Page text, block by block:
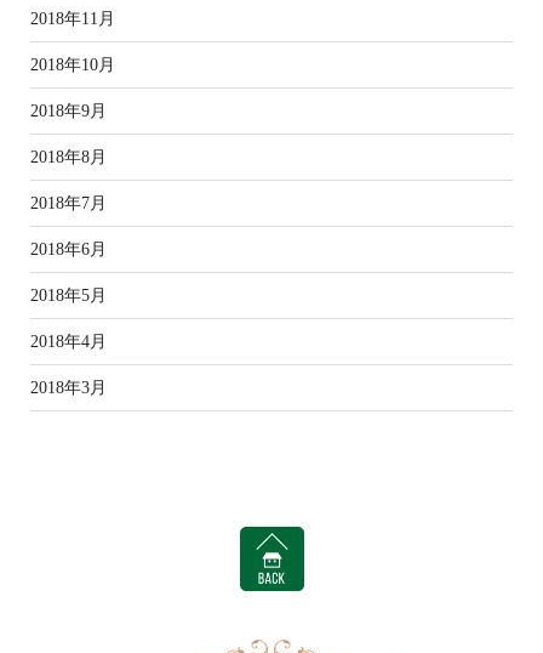
2018年11月
2018年10月
2018年9月
2018年8月
2018年7月
2018年6月
2018年5月
2018年4月
2018年3月
BACK